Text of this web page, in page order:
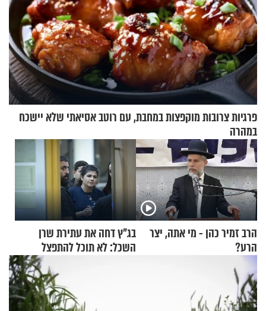
פרגיות צרובות מוקפצות במחבת, עם רוטב אסיאתי שלא יישכח
במהרה
הרב זמיר כהן - מי אתה, יצר
הרע?
בג"ץ דחה את עתירת שרן
השכל: לא תוכל להתפצל